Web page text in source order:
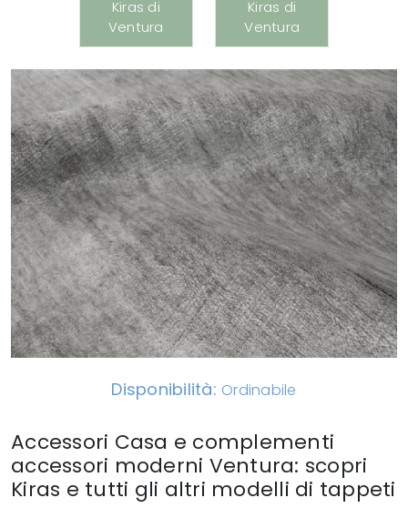
Disponibilità: Ordinabile
Accessori Casa e complementi
accessori moderni Ventura: scopri
Kiras e tutti gli altri modelli di tappeti